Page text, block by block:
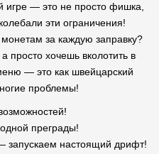
— это не просто фишка,
эти ограничения!
за каждую заправку?
хочешь вколотить в
— это как швейцарский
проблемы!
преграды!
запускаем настоящий дрифт!